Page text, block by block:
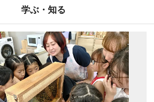
学ぶ・知る